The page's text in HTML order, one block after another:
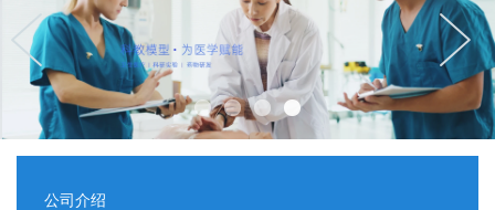
公司介绍